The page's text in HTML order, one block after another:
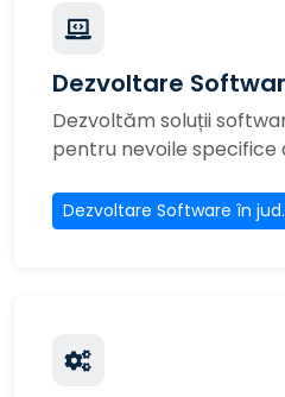
Dezvoltare
Dezvoltăm soluții
pentru nevoile specifice
Dezvoltare Software în